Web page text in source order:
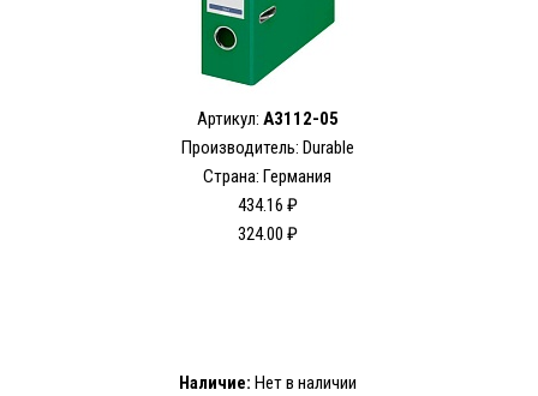
Артикул: A3112-05
Производитель: Durable
Страна: Германия
434.16 ₽
324.00 ₽
Наличие: Нет в наличии